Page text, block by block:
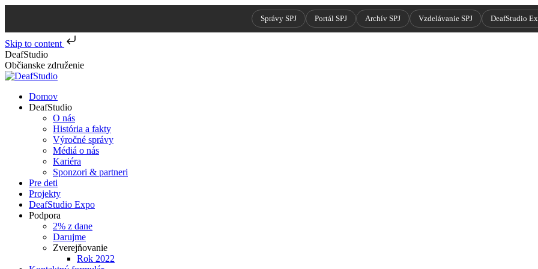
Správy SPJ Portál SPJ Archív SPJ Vzdelávanie SPJ DeafStudio
Skip to content
Skip
to
content
DeafStudio
Občianske združenie
Domov
DeafStudio
O nás
História a fakty
Výročné správy
Médiá o nás
Kariéra
Sponzori & partneri
Pre deti
Projekty
DeafStudio Expo
Podpora
2% z dane
Darujme
Zverejňovanie
Rok 2022